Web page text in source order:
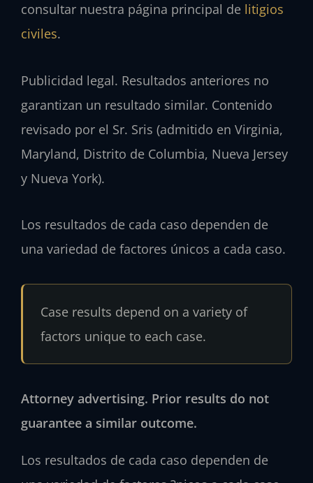
consultar nuestra página principal de litigios
civiles.
Publicidad legal. Resultados anteriores no
garantizan un resultado similar. Contenido
revisado por el Sr. Sris (admitido en Virginia,
Maryland, Distrito de Columbia, Nueva Jersey
y Nueva York).
Los resultados de cada caso dependen de
una variedad de factores únicos a cada caso.
Case results depend on a variety of
factors unique to each case.
Attorney advertising. Prior results do not
guarantee a similar outcome.
Los resultados de cada caso dependen de